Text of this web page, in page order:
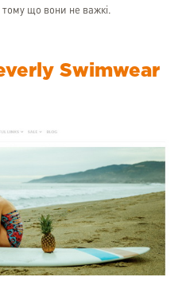
що вони не важкі.
Swimwear